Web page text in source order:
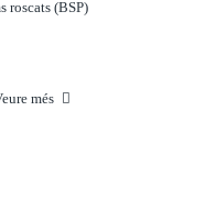
roscats (BSP)
més